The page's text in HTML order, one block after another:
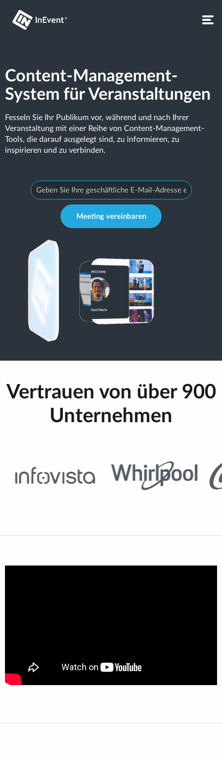
Content-Management-
System für Veranstaltungen
Fesseln Sie Ihr Publikum vor, während und nach Ihrer
Veranstaltung mit einer Reihe von Content-Management-
Tools, die darauf ausgelegt sind, zu informieren, zu
inspirieren und zu verbinden.
Meeting vereinbaren
Vertrauen von über 900
Unternehmen